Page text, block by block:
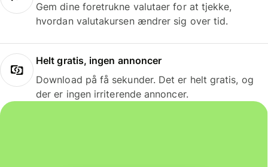
Gem dine foretrukne valutaer for at tjekke,
hvordan valutakursen ændrer sig over tid.
Helt gratis, ingen annoncer
Download på få sekunder. Det er helt gratis, og
der er ingen irriterende annoncer.